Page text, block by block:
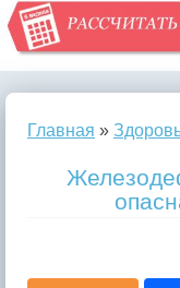
Главная »